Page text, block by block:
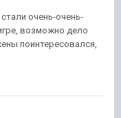
очень-очень-
возможно дело
поинтересовался,